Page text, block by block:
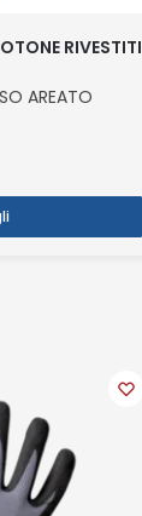
RIVESTITI
AREATO